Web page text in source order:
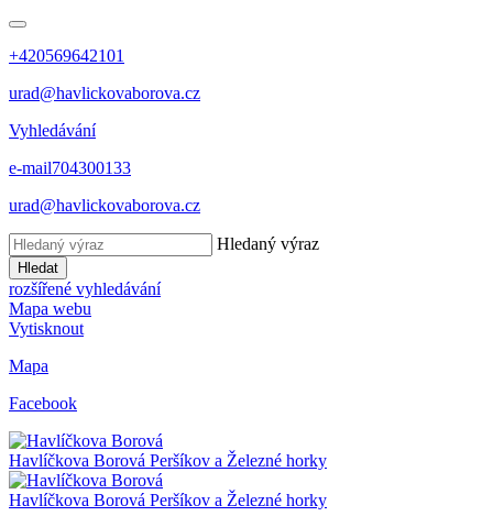
+420569642101
urad@havlickovaborova.cz
Vyhledávání
e-mail704300133
urad@havlickovaborova.cz
Hledaný výraz
Hledat
rozšířené vyhledávání
Mapa webu
Vytisknout
Mapa
Facebook
Havlíčkova Borová Peršíkov a Železné horky
Havlíčkova Borová Peršíkov a Železné horky